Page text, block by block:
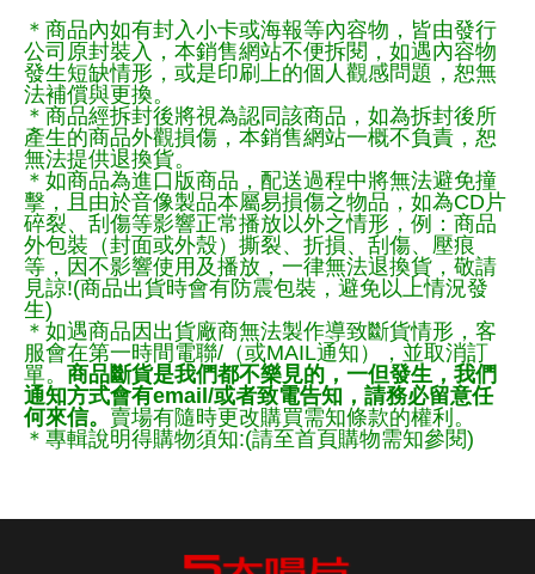
＊商品內如有封入小卡或海報等內容物，皆由發行
公司原封裝入，本銷售網站不便拆閱，如遇內容物
發生短缺情形，或是印刷上的個人觀感問題，恕無
法補償與更換。
＊商品經拆封後將視為認同該商品，如為拆封後所
產生的商品外觀損傷，本銷售網站一概不負責，恕
無法提供退換貨。
＊如商品為進口版商品，配送過程中將無法避免撞
擊，且由於音像製品本屬易損傷之物品，如為CD片
碎裂、刮傷等影響正常播放以外之情形，例：商品
外包裝（封面或外殼）撕裂、折損、刮傷、壓痕
等，因不影響使用及播放，一律無法退換貨，敬請
見諒!(商品出貨時會有防震包裝，避免以上情況發
生)
＊如遇商品因出貨廠商無法製作導致斷貨情形，客
服會在第一時間電聯/（或MAIL通知），並取消訂
單。 商品斷貨是我們都不樂見的，一但發生，我們
通知方式會有email/或者致電告知，請務必留意任
何來信。 賣場有隨時更改購買需知條款的權利。
＊專輯說明得購物須知:(請至首頁購物需知參閱)